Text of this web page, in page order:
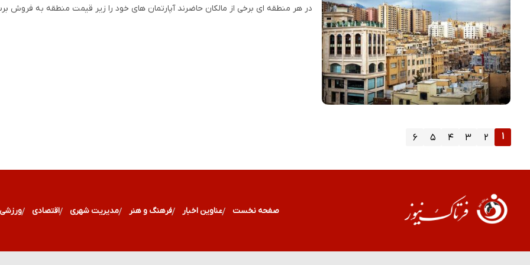
در هر منطقه ای برخی از مالکان حاضرند آپارتمان های خود را زیر قیمت منطقه به فروش
۱ ۲ ۳ ۴ ۵ ۶
صفحه نخست عناوین اخبار فرهنگ و هنر مدیریت شهری اقتصادی ورزشی